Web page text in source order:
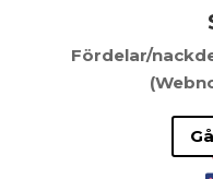
Fördelar/